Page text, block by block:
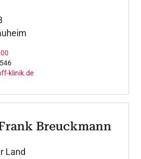
klinik.de
Breuckmann
Land